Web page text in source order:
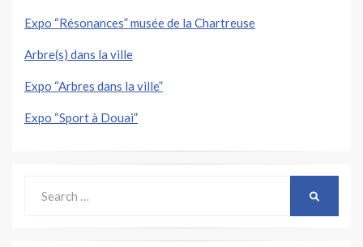
Expo “Résonances” musée de la Chartreuse
Arbre(s) dans la ville
Expo “Arbres dans la ville”
Expo “Sport à Douai”
for: